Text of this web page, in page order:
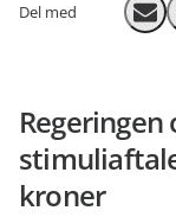
Del med
kroner